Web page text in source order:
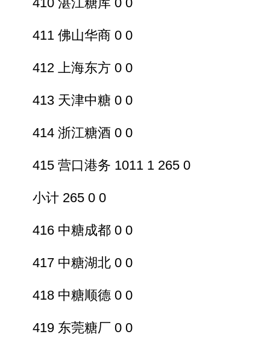
411 佛山华商 0 0
412 上海东方 0 0
413 天津中糖 0 0
414 浙江糖酒 0 0
415 营口港务 1011 1 265 0
小计 265 0 0
416 中糖成都 0 0
417 中糖湖北 0 0
418 中糖顺德 0 0
419 东莞糖厂 0 0